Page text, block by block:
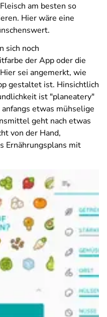
am besten so
Hier wäre eine
sich noch
der App oder die
sei angemerkt, wie
gestaltet ist. Hinsichtlich
ist "planeatery"
etwas mühselige
geht nach etwas
von der Hand,
Ernährungsplans mit